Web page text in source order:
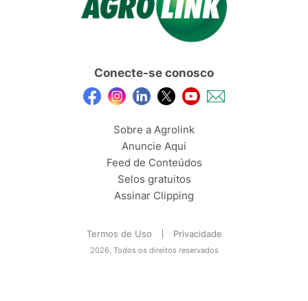
Conecte-se conosco
Sobre a Agrolink
Anuncie Aqui
Feed de Conteúdos
Selos gratuitos
Assinar Clipping
Termos de Uso Privacidade
2026, Todos os direitos reservados